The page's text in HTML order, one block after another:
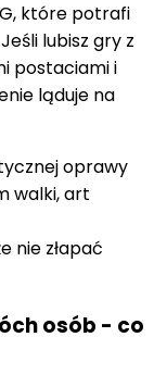
które potrafi
lubisz gry z
postaciami i
ląduje na
oprawy
walki, art
nie złapać
osób - co